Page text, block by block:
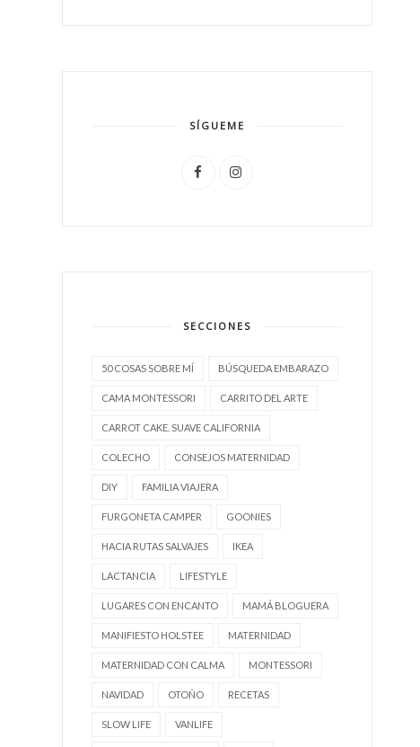
SÍGUEME
SECCIONES
50 COSAS SOBRE MÍ BÚSQUEDA EMBARAZO
CAMA MONTESSORI CARRITO DEL ARTE
CARROT CAKE. SUAVE CALIFORNIA
COLECHO CONSEJOS MATERNIDAD
DIY FAMILIA VIAJERA
FURGONETA CAMPER GOONIES
HACIA RUTAS SALVAJES IKEA
LACTANCIA LIFESTYLE
LUGARES CON ENCANTO MAMÁ BLOGUERA
MANIFIESTO HOLSTEE MATERNIDAD
MATERNIDAD CON CALMA MONTESSORI
NAVIDAD OTOÑO RECETAS
SLOW LIFE VANLIFE